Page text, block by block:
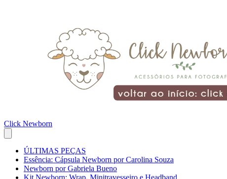
Click Newborn
ÚLTIMAS PEÇAS
Essência: Cápsula Newborn por Carolina Souza
Newborn por Gabriela Bueno
Kit Newborn: Wrap, Minitravesseiro e Headband